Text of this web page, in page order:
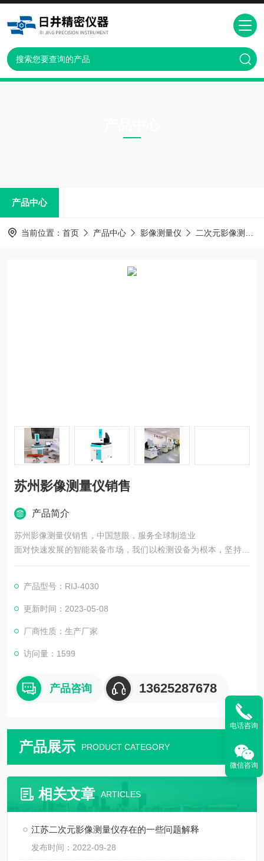
产品中心
当前位置： 首页 产品中心 影像测量仪 二次元影像测量仪
苏州影像测量仪销售
产品简介
苏州影像测量仪销售，中国慧眼，服务全球制造业
面对快速发展的智能装备市场，我们以检测设备为根本，坚持机
器视觉领域，以技术为主导。在实现工业智能中国梦的道路上前
产品型号：RIJ-4030
更新时间：2023-05-08
厂商性质：生产厂家
访问量：1599
产品咨询 13625287678
产品展示 PRODUCT CATEGORY
相关文章 ARTICLES
江苏二次元影像测量仪存在的一些问题解释
发布时间：2022-09-28
电话咨询
微信咨询